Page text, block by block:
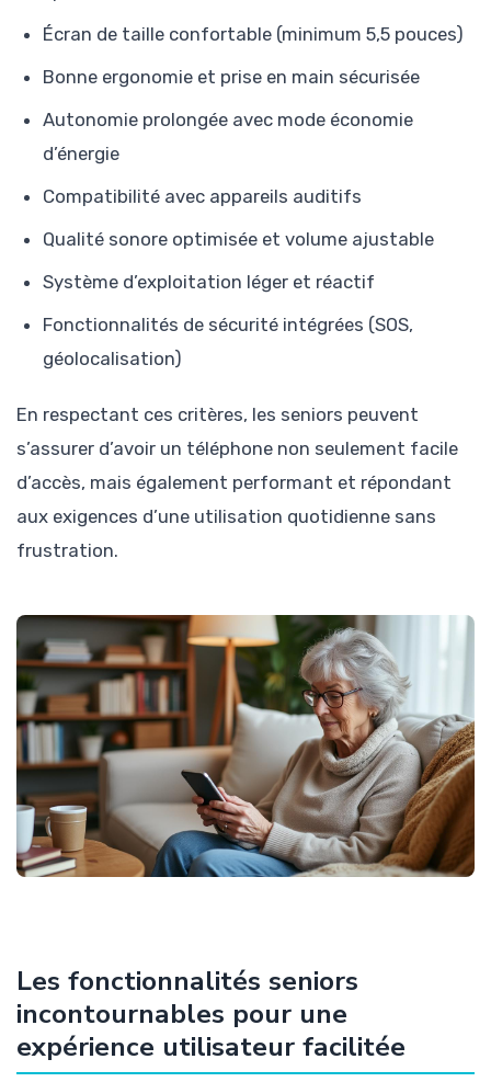
Écran de taille confortable (minimum 5,5 pouces)
Bonne ergonomie et prise en main sécurisée
Autonomie prolongée avec mode économie
d’énergie
Compatibilité avec appareils auditifs
Qualité sonore optimisée et volume ajustable
Système d’exploitation léger et réactif
Fonctionnalités de sécurité intégrées (SOS,
géolocalisation)
En respectant ces critères, les seniors peuvent
s’assurer d’avoir un téléphone non seulement facile
d’accès, mais également performant et répondant
aux exigences d’une utilisation quotidienne sans
frustration.
Les fonctionnalités seniors
incontournables pour une
expérience utilisateur facilitée